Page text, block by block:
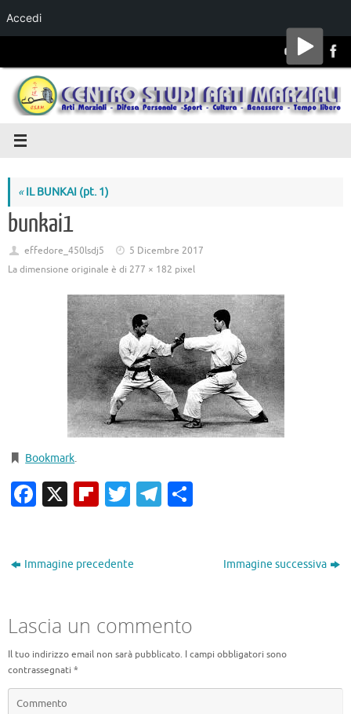
Accedi
Salta al
«IL BUNKAI (pt. 1)
bunkai1
effedore_450lsdj5
5 Dicembre 2017
La dimensione originale è di 277 × 182 pixel
Bookmark.
Facebook
X Flipboard
TwitterTelegram
Immagine precedente Immagine successiva
Lascia un commento
Il tuo indirizzo email non sarà pubblicato. I campi obbligatori sono
contrassegnati *